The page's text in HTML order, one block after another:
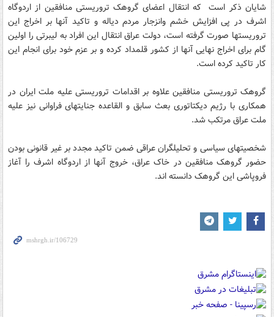
شایان ذکر است که انتقال اعضای گروهک تروریستی منافقین از اردوگاه
اشرف در پی افزایش خشم وانزجار مردم دیاله و تاکید آنها بر اخراج این
تروریستها صورت گرفته است، دولت عراق انتقال این افراد به لیبرتی را اولین
گام برای اخراج نهایی آنها از کشور قلمداد کرده و بر عزم خود برای انجام این
کار تاکید کرده است.
گروهک تروریستی منافقین علاوه بر اقدامات تروریستی علیه ملت ایران در
همکاری با رژیم دیکتاتوری بعث سابق و القاعده جنایتهای فراوانی نیز علیه
ملت عراق مرتکب شد.
شخصیتهای سیاسی و تحلیلگران عراقی ضمن تاکید مجدد بر غیر قانونی بودن
حضور گروهک منافقین در خاک عراق، خروج آنها از اردوگاه اشرف را آغاز
فروپاشی این گروهک دانسته اند.